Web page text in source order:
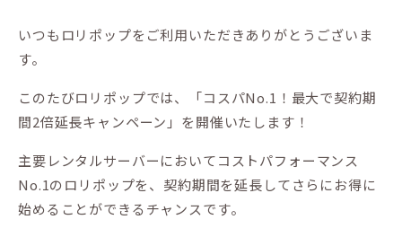
いつもロリポップをご利用いただきありがとうございま
す。
このたびロリポップでは、「コスパNo.1！最大で契約期
間2倍延長キャンペーン」を開催いたします！
主要レンタルサーバーにおいてコストパフォーマンス
No.1のロリポップを、契約期間を延長してさらにお得に
始めることができるチャンスです。